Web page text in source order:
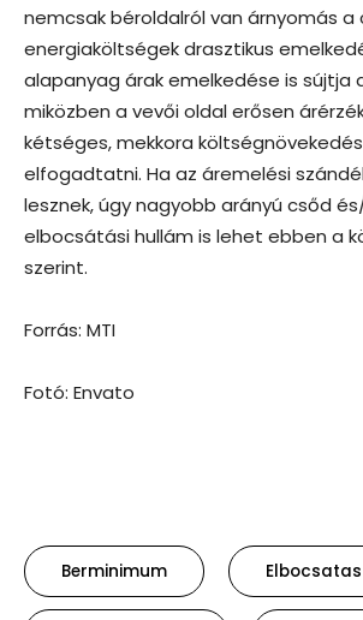
nemcsak béroldalról van árnyomás a
energiaköltségek drasztikus
alapanyag árak emelkedése is sújtja
miközben a vevői oldal erősen
kétséges, mekkora
elfogadtatni. Ha az áremelési
lesznek, úgy nagyobb arányú csőd
elbocsátási hullám is lehet ebben a
szerint.
Forrás: MTI
Fotó: Envato
Berminimum Elbocsatas